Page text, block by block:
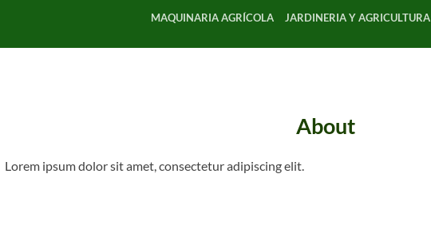
MAQUINARIA AGRÍCOLA JARDINERIA Y AGRICULTURA
About
Lorem ipsum dolor sit amet, consectetur adipiscing elit.